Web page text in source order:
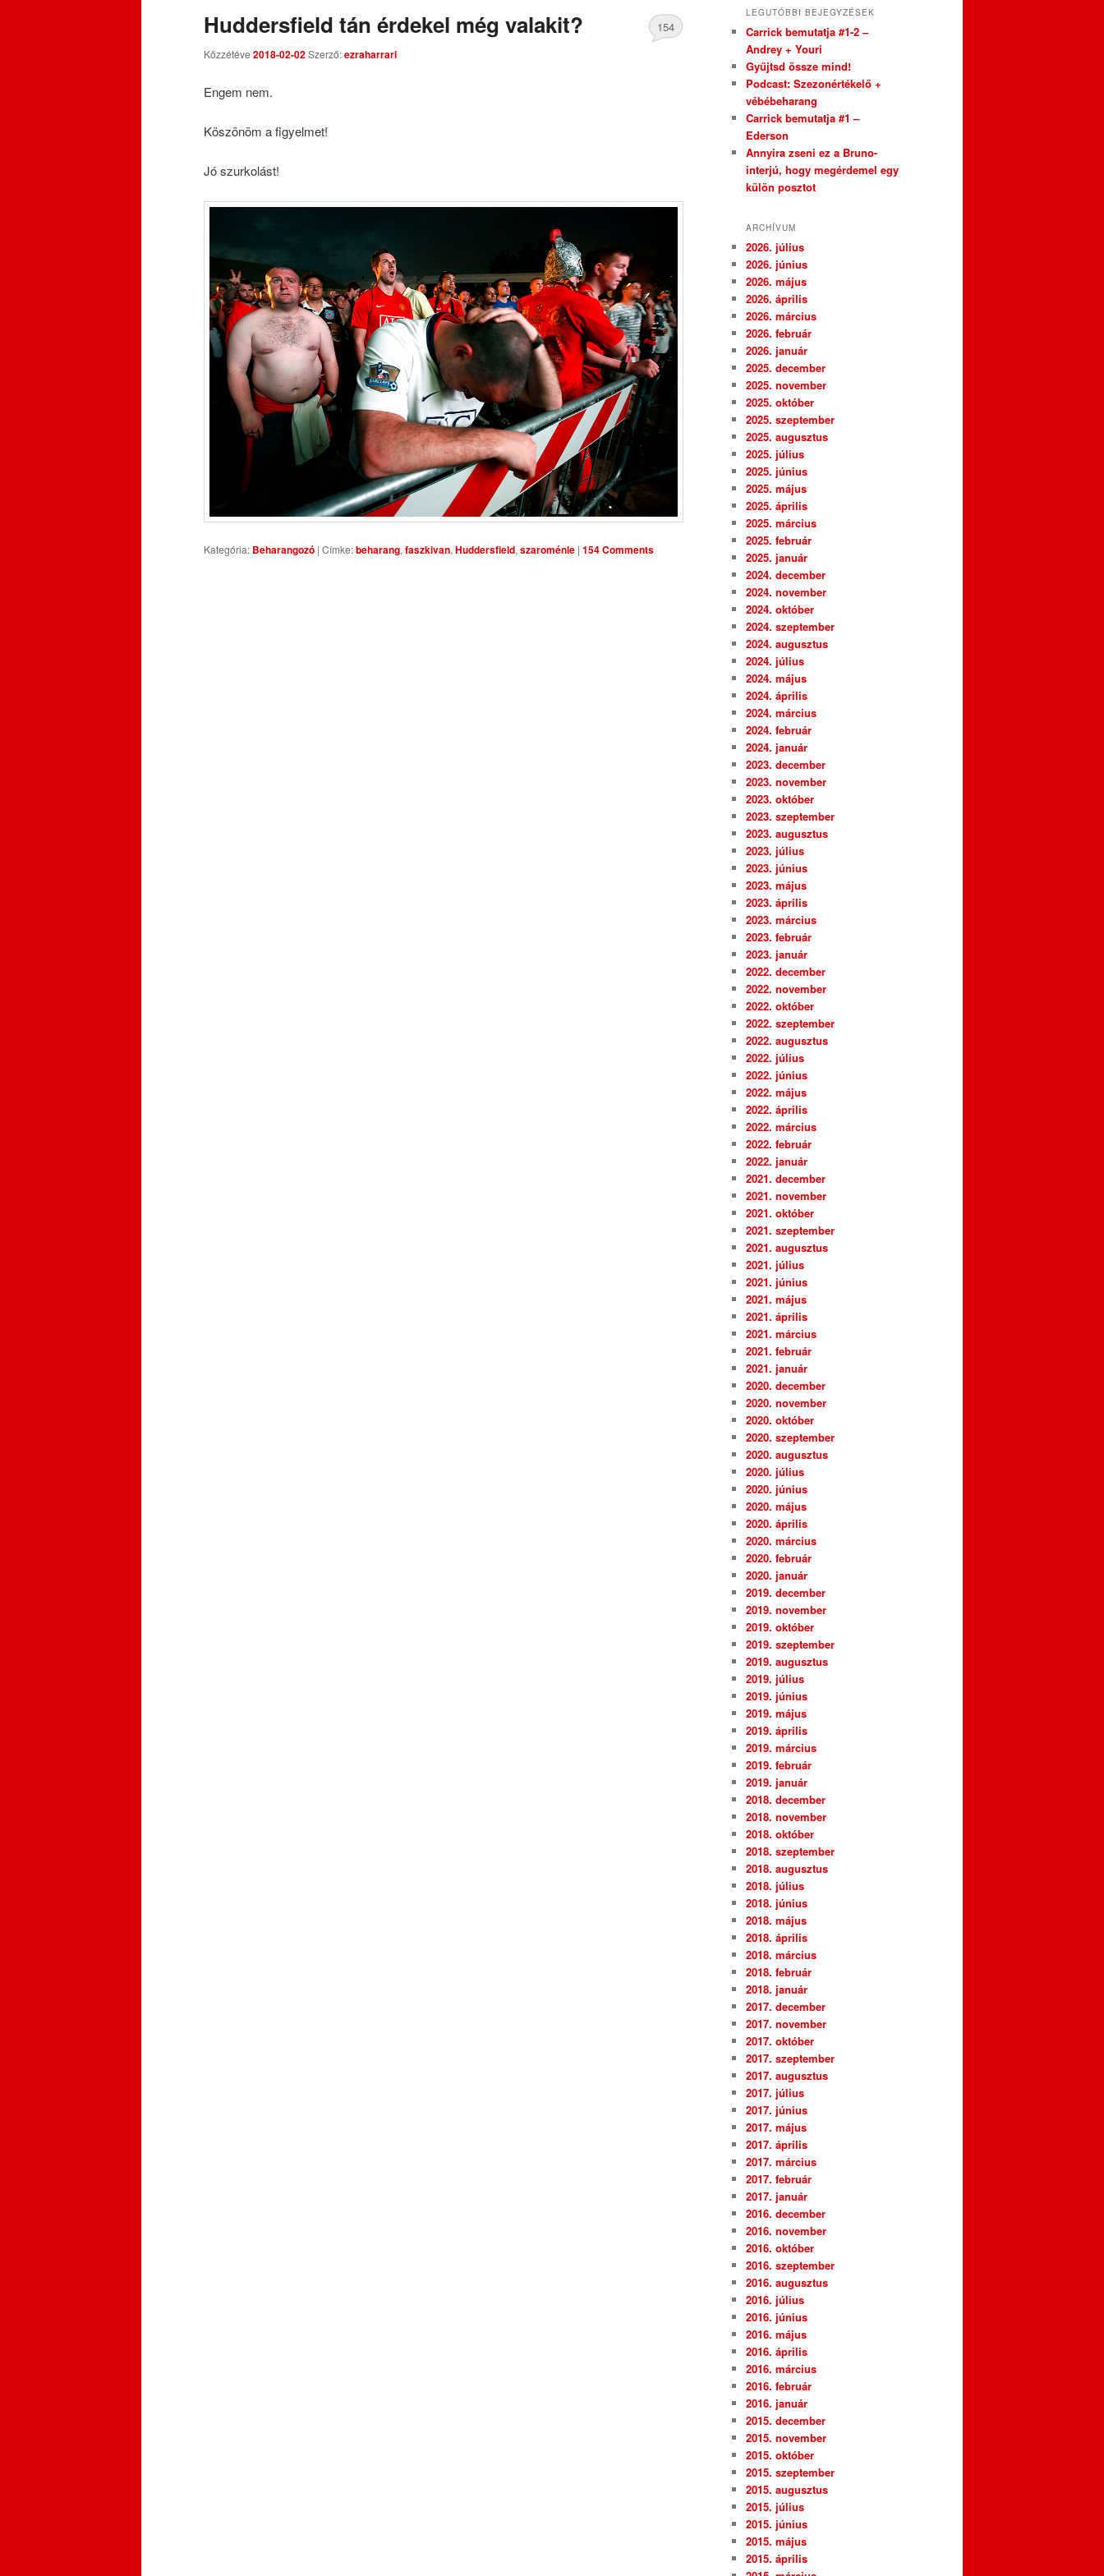
Huddersfield tán érdekel még valakit?
Közzétéve 2018-02-02Szerző:ezraharrari
154
Engem nem.
Köszönöm a figyelmet!
Jó szurkolást!
Kategória: Beharangozó | Címke:beharang, faszkivan, Huddersfield, szaroménle | 154 Comments
LEGUTÓBBI BEJEGYZÉSEK
Carrick bemutatja #1-2 –
Andrey + Youri
Gyűjtsd össze mind!
Podcast: Szezonértékelő +
vébébeharang
Carrick bemutatja #1 –
Ederson
Annyira zseni ez a Bruno-
interjú, hogy megérdemel egy
külön posztot
ARCHÍVUM
2026. július
2026. június
2026. május
2026. április
2026. március
2026. február
2026. január
2025. december
2025. november
2025. október
2025. szeptember
2025. augusztus
2025. július
2025. június
2025. május
2025. április
2025. március
2025. február
2025. január
2024. december
2024. november
2024. október
2024. szeptember
2024. augusztus
2024. július
2024. május
2024. április
2024. március
2024. február
2024. január
2023. december
2023. november
2023. október
2023. szeptember
2023. augusztus
2023. július
2023. június
2023. május
2023. április
2023. március
2023. február
2023. január
2022. december
2022. november
2022. október
2022. szeptember
2022. augusztus
2022. július
2022. június
2022. május
2022. április
2022. március
2022. február
2022. január
2021. december
2021. november
2021. október
2021. szeptember
2021. augusztus
2021. július
2021. június
2021. május
2021. április
2021. március
2021. február
2021. január
2020. december
2020. november
2020. október
2020. szeptember
2020. augusztus
2020. július
2020. június
2020. május
2020. április
2020. március
2020. február
2020. január
2019. december
2019. november
2019. október
2019. szeptember
2019. augusztus
2019. július
2019. június
2019. május
2019. április
2019. március
2019. február
2019. január
2018. december
2018. november
2018. október
2018. szeptember
2018. augusztus
2018. július
2018. június
2018. május
2018. április
2018. március
2018. február
2018. január
2017. december
2017. november
2017. október
2017. szeptember
2017. augusztus
2017. július
2017. június
2017. május
2017. április
2017. március
2017. február
2017. január
2016. december
2016. november
2016. október
2016. szeptember
2016. augusztus
2016. július
2016. június
2016. május
2016. április
2016. március
2016. február
2016. január
2015. december
2015. november
2015. október
2015. szeptember
2015. augusztus
2015. július
2015. június
2015. május
2015. április